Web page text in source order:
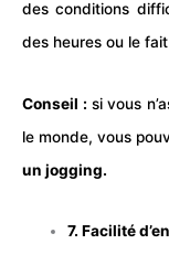
des conditions
des heures ou le
Conseil : si vous
le monde, vous
un jogging.
7. Facilité